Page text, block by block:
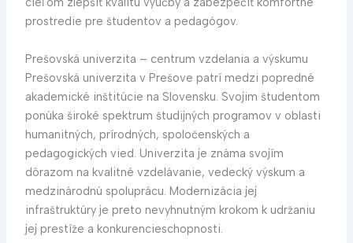
prostredie pre študentov a pedagógov.
Prešovská univerzita – centrum vzdelania a výskumu
Prešovská univerzita v Prešove patrí medzi popredné
akademické inštitúcie na Slovensku. Svojim študentom
ponúka široké spektrum študijných programov v oblasti
humanitných, prírodných, spoločenských a
pedagogických vied. Univerzita je známa svojím
dôrazom na kvalitné vzdelávanie, vedecký výskum a
medzinárodnú spoluprácu. Modernizácia jej
infraštruktúry je preto nevyhnutným krokom k udržaniu
jej prestíže a konkurencieschopnosti.